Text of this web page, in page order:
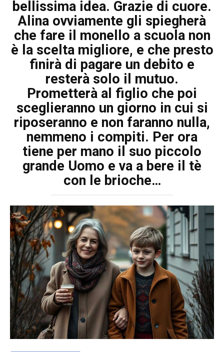
bellissima idea. Grazie di cuore.
Alina ovviamente gli spiegherà
che fare il monello a scuola non
è la scelta migliore, e che presto
finirà di pagare un debito e
resterà solo il mutuo.
Prometterà al figlio che poi
sceglieranno un giorno in cui si
riposeranno e non faranno nulla,
nemmeno i compiti. Per ora
tiene per mano il suo piccolo
grande Uomo e va a bere il tè
con le brioche…